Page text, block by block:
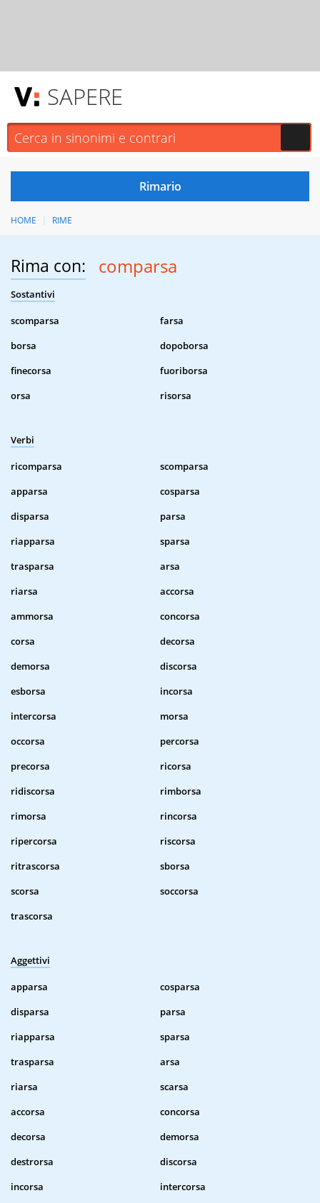
SAPERE
HOME RIME
Rima con: comparsa
Sostantivi
scomparsa
farsa
borsa
dopoborsa
finecorsa
fuoriborsa
orsa
risorsa
Verbi
ricomparsa
scomparsa
apparsa
cosparsa
disparsa
parsa
riapparsa
sparsa
trasparsa
arsa
riarsa
accorsa
ammorsa
concorsa
corsa
decorsa
demorsa
discorsa
esborsa
incorsa
intercorsa
morsa
occorsa
percorsa
precorsa
ricorsa
ridiscorsa
rimborsa
rimorsa
rincorsa
ripercorsa
riscorsa
ritrascorsa
sborsa
scorsa
soccorsa
trascorsa
Aggettivi
apparsa
cosparsa
disparsa
parsa
riapparsa
sparsa
trasparsa
arsa
riarsa
scarsa
accorsa
concorsa
decorsa
demorsa
destrorsa
discorsa
incorsa
intercorsa